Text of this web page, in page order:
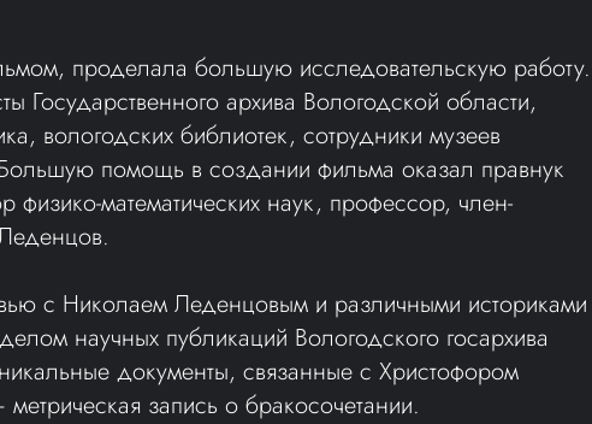
проделала большую исследовательскую работу.
Государственного архива Вологодской области,
вологодских библиотек, сотрудники музеев
помощь в создании фильма оказал правнук
математических наук, профессор, член-
с Николаем Леденцовым и различными историками
научных публикаций Вологодского госархива
документы, связанные с Христофором
запись о бракосочетании.